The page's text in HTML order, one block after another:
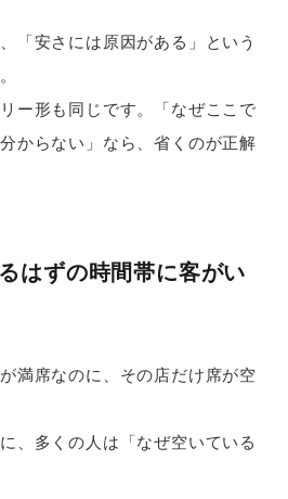
「安さには原因がある」という
ー形も同じです。「なぜここで
からない」なら、省くのが正解
はずの時間帯に客がい
満席なのに、その店だけ席が空
、多くの人は「なぜ空いている